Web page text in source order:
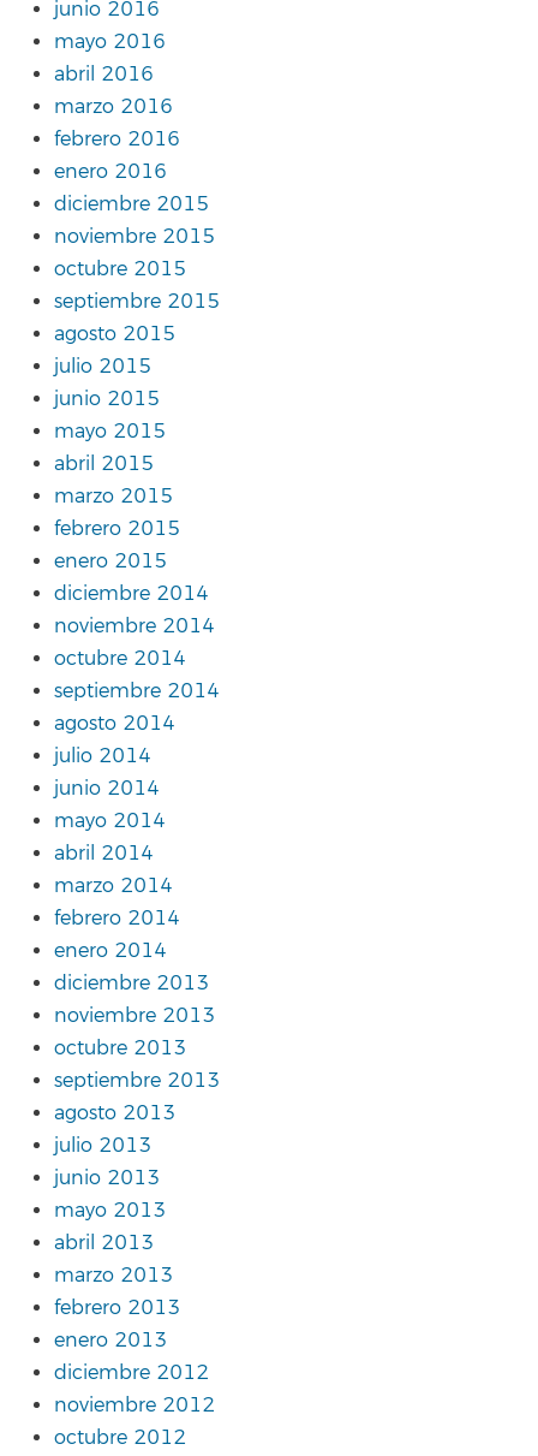
junio 2016
mayo 2016
abril 2016
marzo 2016
febrero 2016
enero 2016
diciembre 2015
noviembre 2015
octubre 2015
septiembre 2015
agosto 2015
julio 2015
junio 2015
mayo 2015
abril 2015
marzo 2015
febrero 2015
enero 2015
diciembre 2014
noviembre 2014
octubre 2014
septiembre 2014
agosto 2014
julio 2014
junio 2014
mayo 2014
abril 2014
marzo 2014
febrero 2014
enero 2014
diciembre 2013
noviembre 2013
octubre 2013
septiembre 2013
agosto 2013
julio 2013
junio 2013
mayo 2013
abril 2013
marzo 2013
febrero 2013
enero 2013
diciembre 2012
noviembre 2012
octubre 2012